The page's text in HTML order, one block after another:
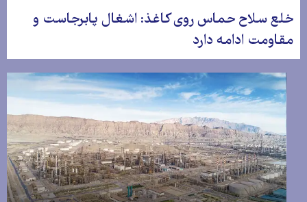
خلع سلاح حماس روی کاغذ: اشغال پابرجاست و
مقاومت ادامه دارد